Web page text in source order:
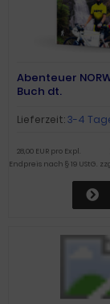
Abenteuer
Buch dt.
Lieferzeit:3-4
28,00 EUR pro Expl.
Endpreis nach § 19 UStG.